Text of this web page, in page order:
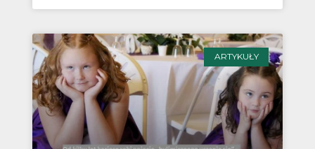
ARTYKUŁY